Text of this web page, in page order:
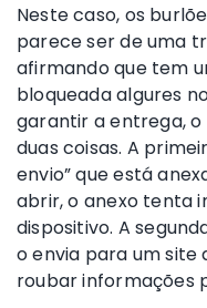
Neste caso, os
parece ser de uma
afirmando que tem
bloqueada algures
garantir a entrega,
duas coisas. A
envio” que está
abrir, o anexo tenta
dispositivo. A
o envia para um site
roubar informações